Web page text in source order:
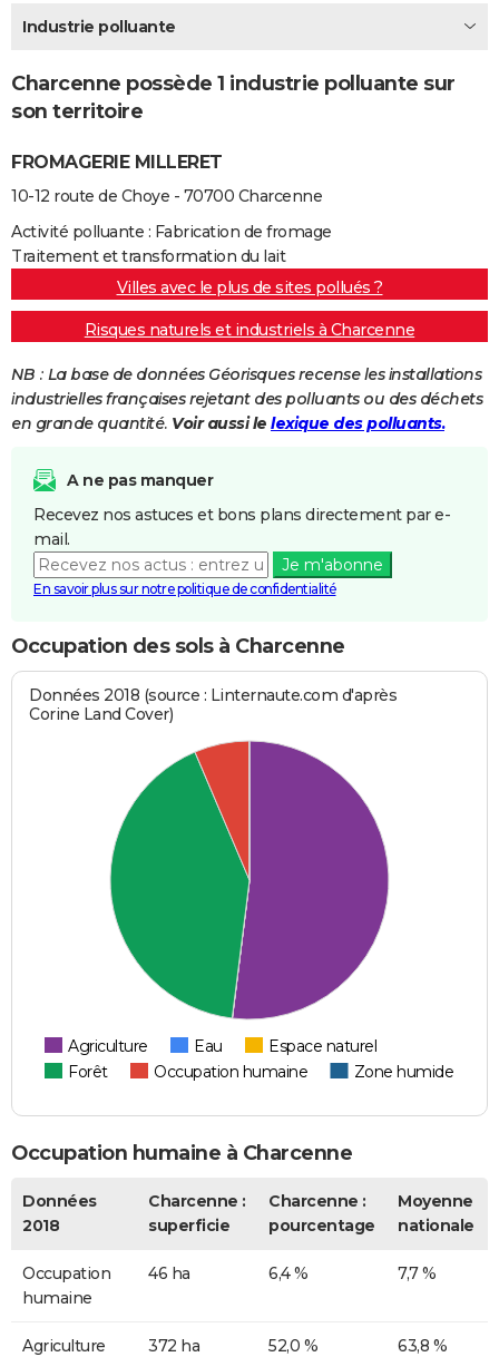
Destinations
City break
Voyage nature
Voyage de noces
Forum
Climat
+PHOTO
GUIDES D'ACHAT
BONS PLANS
CARTE DE VOEUX
Carte de Noël
Carte Bonne année
Carte Saint-Valentin
Carte Pâques
Carte d'anniversaire
DICTIONNAIRE
Dictionnaire
Biographies
Citations
Expressions
Proverbes
PROGRAMME TV
COPAINS D'AVANT
Se connecter
Entreprises
Service militaire
Avis de recherche
AVIS DE DÉCÈS
Bricolage
Lifestyle
Culture
Sport
Auto
Television
Voyage
Cinema
Industrie polluante
Charcenne possède 1 industrie polluante sur
son territoire
FROMAGERIE MILLERET
10-12 route de Choye - 70700 Charcenne
Activité polluante : Fabrication de fromage
Traitement et transformation du lait
Villes avec le plus de sites pollués ?
Risques naturels et industriels à Charcenne
NB : La base de données Géorisques recense les installations
industrielles françaises rejetant des polluants ou des déchets
en grande quantité. Voir aussi le lexique des polluants.
A ne pas manquer
Recevez nos astuces et bons plans directement par e-
mail.
Je m'abonne
En savoir plus sur notre politique de confidentialité
Occupation des sols à Charcenne
Données 2018 (source : Linternaute.com d'après
Corine Land Cover)
Agriculture Eau
Espace naturel
Forêt
Occupation humaine Zone humide
Occupation humaine à Charcenne
Données
2018
Charcenne :
superficie
Charcenne :
pourcentage
Moyenne
nationale
Occupation
humaine
46 ha 6,4 % 7,7 %
Agriculture 372 ha 52,0 % 63,8 %